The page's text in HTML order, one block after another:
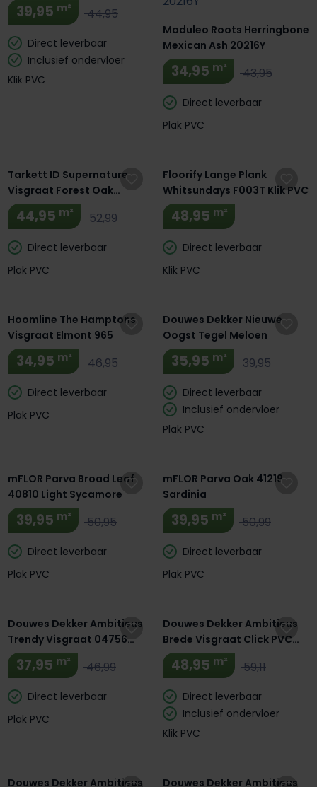
39,95 m² 44,95
Direct leverbaar
Inclusief ondervloer
Klik PVC
Moduleo Roots Herringbone
Mexican Ash 20216Y
34,95 m² 43,95
Direct leverbaar
Plak PVC
Tarkett ID Supernature
Visgraat Forest Oak
Papyrus 24535114
44,95 m² 52,99
Direct leverbaar
Plak PVC
Floorify Lange Plank
Whitsundays F003T Klik PVC
48,95 m²
Direct leverbaar
Klik PVC
Hoomline The Hamptons
Visgraat Elmont 965
34,95 m² 46,95
Direct leverbaar
Plak PVC
Douwes Dekker Nieuwe
Oogst Tegel Meloen
35,95 m² 39,95
Direct leverbaar
Inclusief ondervloer
Plak PVC
mFLOR Parva Broad Leaf
40810 Light Sycamore
39,95 m² 50,95
Direct leverbaar
Plak PVC
mFLOR Parva Oak 41219
Sardinia
39,95 m² 50,99
Direct leverbaar
Plak PVC
Douwes Dekker Ambitieus
Trendy Visgraat 04756
Honing
37,95 m² 46,99
Direct leverbaar
Plak PVC
Douwes Dekker Ambitieus
Brede Visgraat Click PVC
04874 Honing
48,95 m² 59,11
Direct leverbaar
Inclusief ondervloer
Klik PVC
Douwes Dekker Ambitieus Douwes Dekker Ambitieus